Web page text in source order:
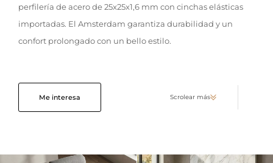
perfilería de acero de 25x25x1,6 mm con cinchas elásticas
importadas. El Amsterdam garantiza durabilidad y un
confort prolongado con un bello estilo.
Me interesa Scrolear más